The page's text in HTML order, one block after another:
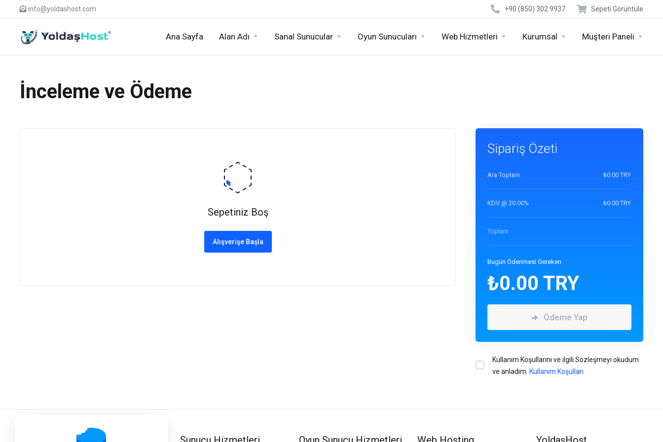
info@yoldashost.com +90 (850) 302 9937 Sepeti Görüntüle
Ana Sayfa Alan Adı Sanal Sunucular Oyun Sunucuları Web Hizmetleri Kurumsal Müşteri Paneli
İnceleme ve Ödeme
Sepetiniz Boş
Alışverişe Başla
Sipariş Özeti
Ara Toplam ₺0.00 TRY
KDV @ 20.00% ₺0.00 TRY
Toplam
Bugün Ödenmesi Gereken
₺0.00 TRY
Ödeme Yap
Kullanım Koşullarını ve ilgili Sözleşmeyi okudum
ve anladım. Kullanım Koşulları